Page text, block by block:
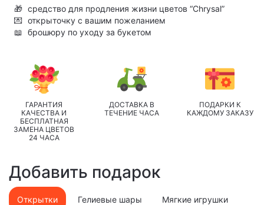
🎁 средство для продления жизни цветов “Chrysal”
💌 открыточку с вашим пожеланием
📖 брошюру по уходу за букетом
ГАРАНТИЯ
КАЧЕСТВА И
БЕСПЛАТНАЯ
ЗАМЕНА ЦВЕТОВ
24 ЧАСА
ДОСТАВКА В
ТЕЧЕНИЕ ЧАСА
ПОДАРКИ К
КАЖДОМУ ЗАКАЗУ
Добавить подарок
Открытки Гелиевые шары Мягкие игрушки